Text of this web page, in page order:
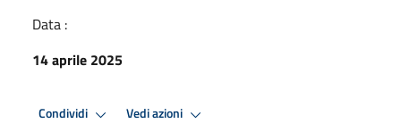
Data :
14 aprile 2025
Condividi Vedi azioni